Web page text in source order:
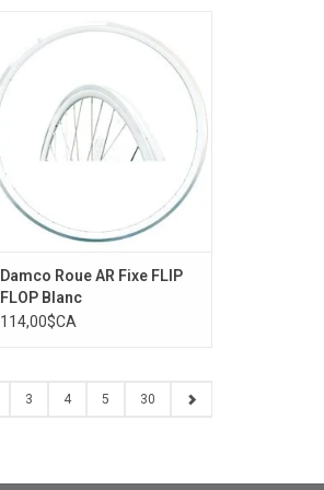
SINGLE SPEED'' 30MM BLANC
AJOUTER AU PANIER
Damco Roue AR Fixe FLIP
FLOP Blanc
114,00$CA
3 4 5 30